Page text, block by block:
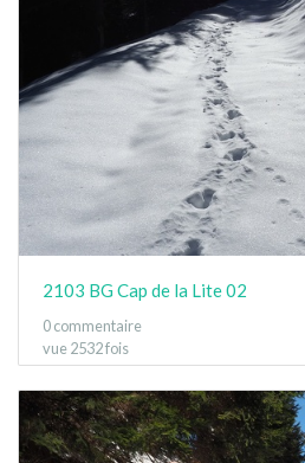
2103 BG Cap de la Lite 02
0 commentaire
vue 2532 fois